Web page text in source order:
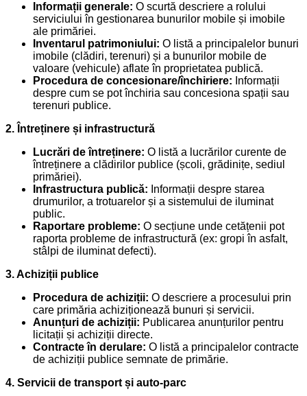
Informații generale: O scurtă descriere a rolului
serviciului în gestionarea bunurilor mobile și imobile
ale primăriei.
Inventarul patrimoniului: O listă a principalelor bunuri
imobile (clădiri, terenuri) și a bunurilor mobile de
valoare (vehicule) aflate în proprietatea publică.
Procedura de concesionare/închiriere: Informații
despre cum se pot închiria sau concesiona spații sau
terenuri publice.
2. Întreținere și infrastructură
Lucrări de întreținere: O listă a lucrărilor curente de
întreținere a clădirilor publice (școli, grădinițe, sediul
primăriei).
Infrastructura publică: Informații despre starea
drumurilor, a trotuarelor și a sistemului de iluminat
public.
Raportare probleme: O secțiune unde cetățenii pot
raporta probleme de infrastructură (ex: gropi în asfalt,
stâlpi de iluminat defecti).
3. Achiziții publice
Procedura de achiziții: O descriere a procesului prin
care primăria achiziționează bunuri și servicii.
Anunțuri de achiziții: Publicarea anunțurilor pentru
licitații și achiziții directe.
Contracte în derulare: O listă a principalelor contracte
de achiziții publice semnate de primărie.
4. Servicii de transport și auto-parc